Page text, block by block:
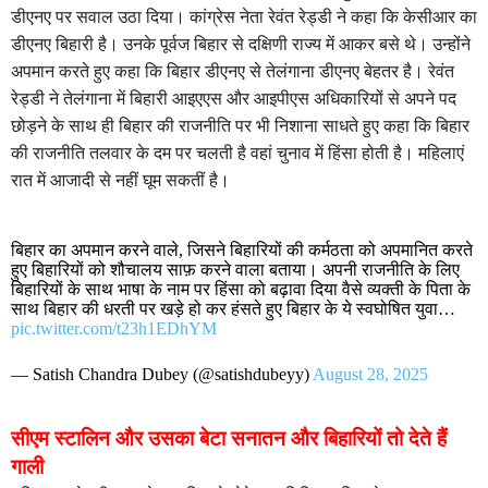
डीएनए पर सवाल उठा दिया। कांग्रेस नेता रेवंत रेड्डी ने कहा कि केसीआर का
डीएनए बिहारी है। उनके पूर्वज बिहार से दक्षिणी राज्य में आकर बसे थे। उन्होंने
अपमान करते हुए कहा कि बिहार डीएनए से तेलंगाना डीएनए बेहतर है। रेवंत
रेड्डी ने तेलंगाना में बिहारी आइएएस और आइपीएस अधिकारियों से अपने पद
छोड़ने के साथ ही बिहार की राजनीति पर भी निशाना साधते हुए कहा कि बिहार
की राजनीति तलवार के दम पर चलती है वहां चुनाव में हिंसा होती है। महिलाएं
रात में आजादी से नहीं घूम सकतीं है।
बिहार का अपमान करने वाले, जिसने बिहारियों की कर्मठता को अपमानित करते
हुए बिहारियों को शौचालय साफ़ करने वाला बताया। अपनी राजनीति के लिए
बिहारियों के साथ भाषा के नाम पर हिंसा को बढ़ावा दिया वैसे व्यक्ती के पिता के
साथ बिहार की धरती पर खड़े हो कर हंसते हुए बिहार के ये स्वघोषित युवा…
pic.twitter.com/t23h1EDhYM
— Satish Chandra Dubey (@satishdubeyy) August 28, 2025
सीएम स्टालिन और उसका बेटा सनातन और बिहारियों तो देते हैं
गाली